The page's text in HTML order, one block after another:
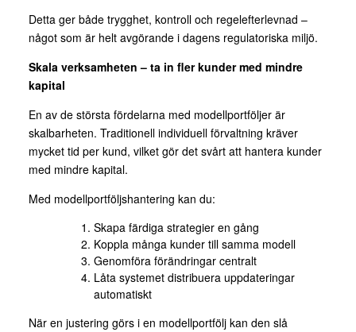
Detta ger både trygghet, kontroll och regelefterlevnad –
något som är helt avgörande i dagens regulatoriska miljö.
Skala verksamheten – ta in fler kunder med mindre
kapital
En av de största fördelarna med modellportföljer är
skalbarheten. Traditionell individuell förvaltning kräver
mycket tid per kund, vilket gör det svårt att hantera kunder
med mindre kapital.
Med modellportföljshantering kan du:
Skapa färdiga strategier en gång
Koppla många kunder till samma modell
Genomföra förändringar centralt
Låta systemet distribuera uppdateringar
automatiskt
När en justering görs i en modellportfölj kan den slå